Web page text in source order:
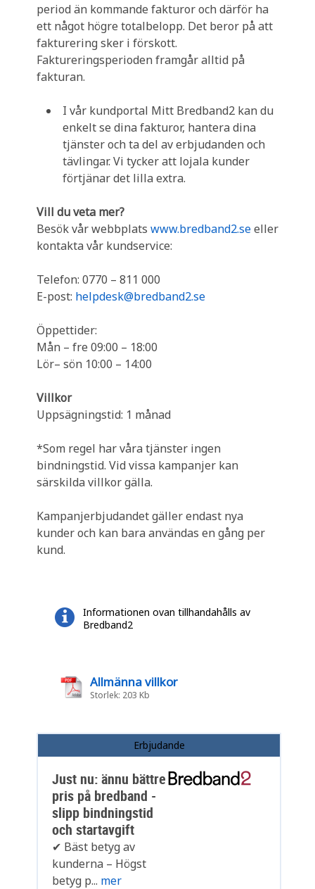
period än kommande fakturor och därför ha
ett något högre totalbelopp. Det beror på att
fakturering sker i förskott.
Faktureringsperioden framgår alltid på
fakturan.
I vår kundportal Mitt Bredband2 kan du
enkelt se dina fakturor, hantera dina
tjänster och ta del av erbjudanden och
tävlingar. Vi tycker att lojala kunder
förtjänar det lilla extra.
Vill du veta mer?
Besök vår webbplats www.bredband2.seeller
kontakta vår kundservice:
Telefon: 0770 – 811 000
E-post: helpdesk@bredband2.se
Öppettider:
Mån – fre 09:00 – 18:00
Lör– sön 10:00 – 14:00
Villkor
Uppsägningstid: 1 månad
*Som regel har våra tjänster ingen
bindningstid. Vid vissa kampanjer kan
särskilda villkor gälla.
Kampanjerbjudandet gäller endast nya
kunder och kan bara användas en gång per
kund.
Informationen ovan tillhandahålls av
Bredband2
Allmänna villkor
Storlek: 203 Kb
Erbjudande
Just nu: ännu bättre
pris på bredband -
slipp bindningstid
och startavgift
✔ Bäst betyg av
kunderna – Högst
betyg p... mer